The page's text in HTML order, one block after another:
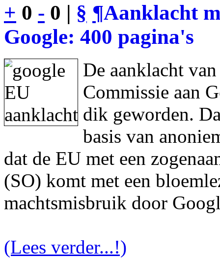
+ 0 - 0 | § ¶Aanklacht
Google: 400 pagina's
De aanklacht
Commissie aan
dik geworden.
basis van
dat de EU met een
(SO) komt met een
machtsmisbruik door
(Lees verder...!)